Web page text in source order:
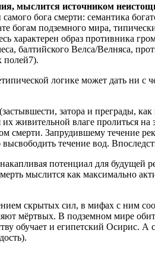
мыслится источником
бога смерти: семантика
богам подземного мира,
характерен образ противника
балтийского Велса/Велняса,
полей7).
логике может дать ни с
затора и преграды,
живительной влаге пролиться
Запрудившему течение
течение вод.
потенциал для будущей
мыслится как максимально
скрытых сил, в мифах с ним
мёртвых. В подземном мире
обучает и египетский